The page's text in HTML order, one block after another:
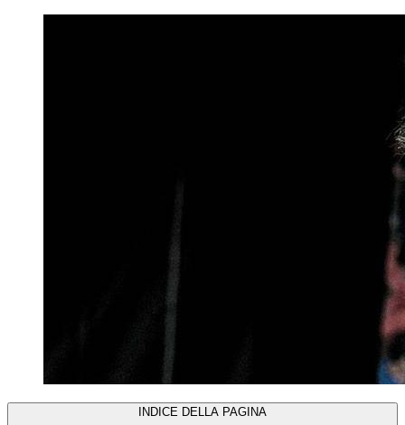
INDICE DELLA PAGINA